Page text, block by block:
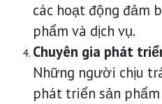
các hoạt động đảm
phẩm và dịch vụ.
Chuyên gia phát
Những người chịu
phát triển sản